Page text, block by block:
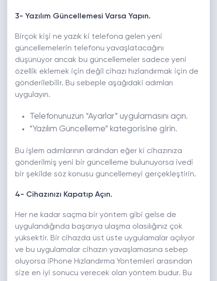
3- Yazılım Güncellemesi Varsa Yapın.
Birçok kişi ne yazık ki telefona gelen yeni
güncellemelerin telefonu yavaşlatacağını
düşünüyor ancak bu güncellemeler sadece yeni
özellik eklemek için değil cihazı hızlandırmak için de
gönderilebilir. Bu sebeple aşağıdaki adımları
uygulayın.
Telefonunuzun “Ayarlar” uygulamasını açın.
“Yazılım Güncelleme” kategorisine girin.
Bu işlem adımlarının ardından eğer ki cihazınıza
gönderilmiş yeni bir güncelleme bulunuyorsa ivedi
bir şekilde söz konusu güncellemeyi gerçekleştirin.
4- Cihazınızı Kapatıp Açın.
Her ne kadar saçma bir yöntem gibi gelse de
uygulandığında başarıya ulaşma olasılığınız çok
yüksektir. Bir cihazda üst üste uygulamalar açılıyor
ve bu uygulamalar cihazın yavaşlamasına sebep
oluyorsa iPhone Hızlandırma Yöntemleri arasından
size en iyi sonucu verecek olan yöntem budur. Bu